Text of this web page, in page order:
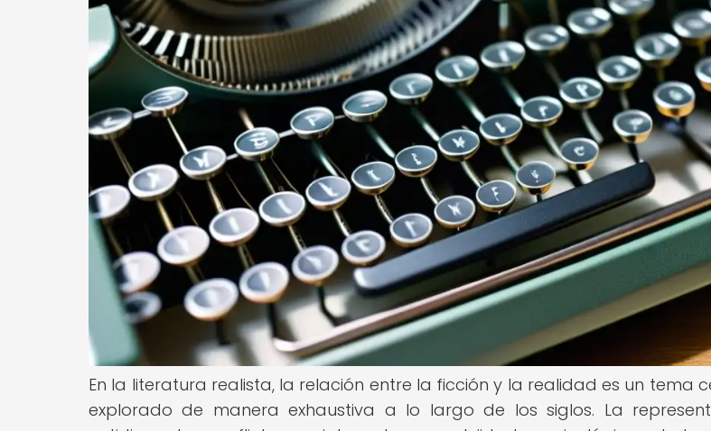
En la literatura realista, la relación entre la ficción y la realidad es un tema
explorado de manera exhaustiva a lo largo de los siglos. La